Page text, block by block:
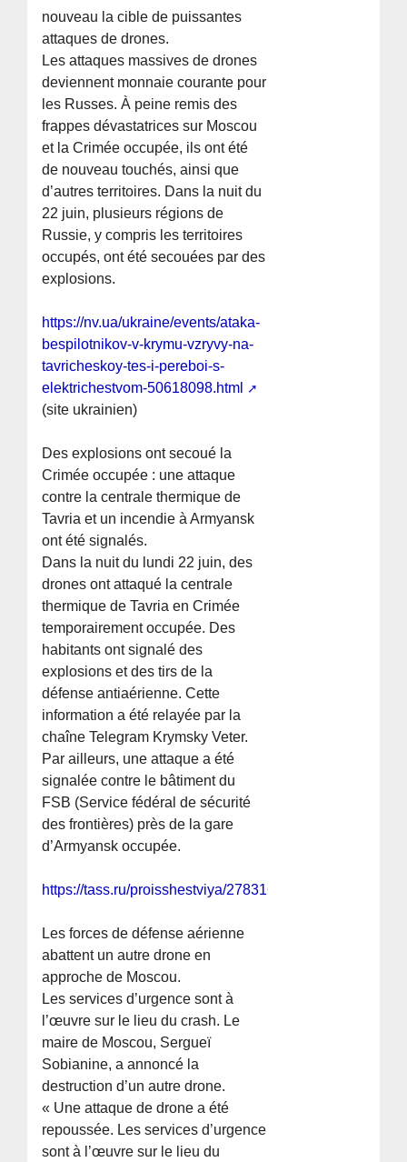
nouveau la cible de puissantes
attaques de drones.
Les attaques massives de drones
deviennent monnaie courante pour
les Russes. À peine remis des
frappes dévastatrices sur Moscou
et la Crimée occupée, ils ont été
de nouveau touchés, ainsi que
d’autres territoires. Dans la nuit du
22 juin, plusieurs régions de
Russie, y compris les territoires
occupés, ont été secouées par des
explosions.
https://nv.ua/ukraine/events/ataka-
bespilotnikov-v-krymu-vzryvy-na-
tavricheskoy-tes-i-pereboi-s-
elektrichestvom-50618098.html
(site ukrainien)
Des explosions ont secoué la
Crimée occupée : une attaque
contre la centrale thermique de
Tavria et un incendie à Armyansk
ont été signalés.
Dans la nuit du lundi 22 juin, des
drones ont attaqué la centrale
thermique de Tavria en Crimée
temporairement occupée. Des
habitants ont signalé des
explosions et des tirs de la
défense antiaérienne. Cette
information a été relayée par la
chaîne Telegram Krymsky Veter.
Par ailleurs, une attaque a été
signalée contre le bâtiment du
FSB (Service fédéral de sécurité
des frontières) près de la gare
d’Armyansk occupée.
https://tass.ru/proisshestviya/27831683
Les forces de défense aérienne
abattent un autre drone en
approche de Moscou.
Les services d’urgence sont à
l’œuvre sur le lieu du crash. Le
maire de Moscou, Sergueï
Sobianine, a annoncé la
destruction d’un autre drone.
« Une attaque de drone a été
repoussée. Les services d’urgence
sont à l’œuvre sur le lieu du